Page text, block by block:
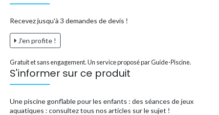
Recevez jusqu'à 3 demandes de devis !
J'en profite !
Gratuit et sans engagement. Un service proposé par Guide-Piscine.
S'informer sur ce produit
Une piscine gonflable pour les enfants : des séances de jeux
aquatiques : consultez tous nos articles sur le sujet !